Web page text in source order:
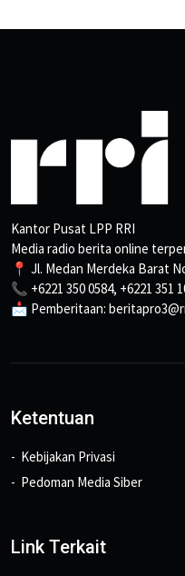
Kantor Pusat LPP RRI
Media radio berita online
📍 Jl. Medan Merdeka Barat
📞 +6221 350 0584, +6221 351
📩 Pemberitaan:
Ketentuan
Kebijakan Privasi
Pedoman Media Siber
Link Terkait